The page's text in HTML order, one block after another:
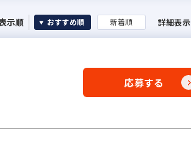
示順 おすすめ順 新着順 詳細表示
応募する